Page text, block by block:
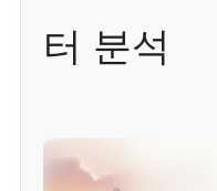
터 분석